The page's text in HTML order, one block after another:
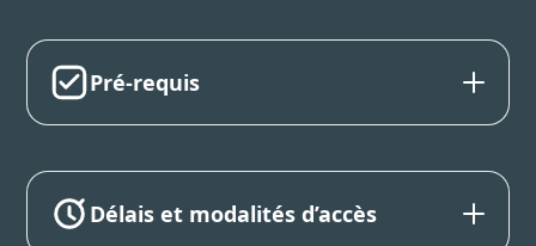
Pré-requis
Délais et modalités d’accès